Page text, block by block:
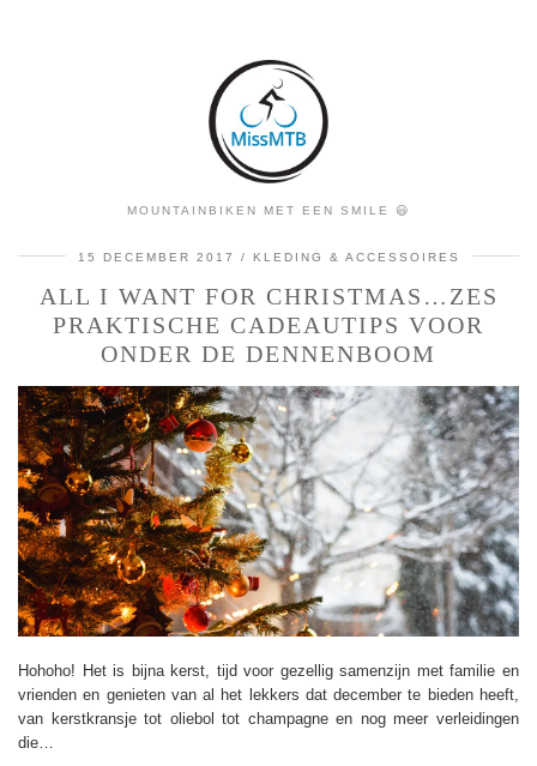
MOUNTAINBIKEN MET EEN SMILE 😃
15 DECEMBER 2017 KLEDING & ACCESSOIRES
ALL I WANT FOR CHRISTMAS…ZES
PRAKTISCHE CADEAUTIPS VOOR
ONDER DE DENNENBOOM
Hohoho! Het is bijna kerst, tijd voor gezellig samenzijn met familie en
vrienden en genieten van al het lekkers dat december te bieden heeft,
van kerstkransje tot oliebol tot champagne en nog meer verleidingen
die…